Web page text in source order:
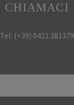
CHIAMACI
Tel: (+39) 0421.381379